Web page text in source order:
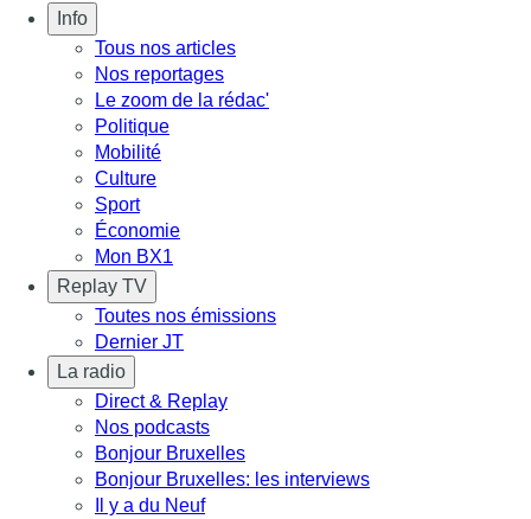
Info
Tous nos articles
Nos reportages
Le zoom de la rédac'
Politique
Mobilité
Culture
Sport
Économie
Mon BX1
Replay TV
Toutes nos émissions
Dernier JT
La radio
Direct & Replay
Nos podcasts
Bonjour Bruxelles
Bonjour Bruxelles: les interviews
Il y a du Neuf